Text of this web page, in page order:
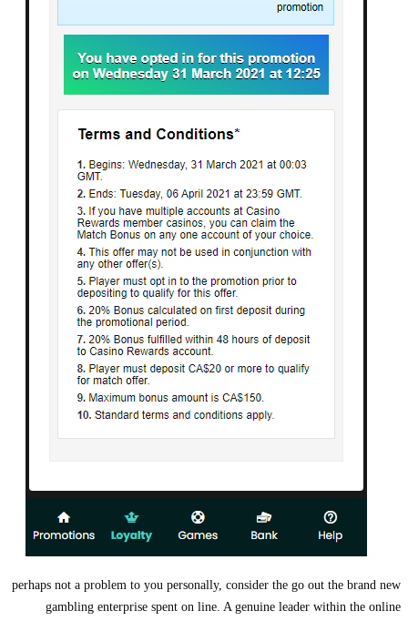
perhaps not a problem to you personally, consider the go out the brand new
gambling enterprise spent on line. A genuine leader within the online